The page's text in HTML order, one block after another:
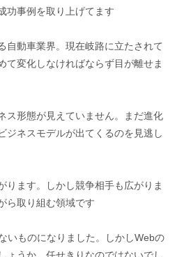
功事例を取り上げてます
自動車業界。現在岐路に立たされて
て変化しなければならず目が離せま
ス形態が見えていません。まだ進化
ジネスモデルが出てくるのを見逃し
ります。しかし競争相手も広がりま
ら取り組む領域です
いものになりました。しかしWebの
ょうか。任せきりなのではないでし